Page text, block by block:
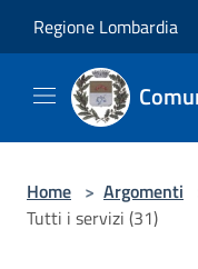
Regione Lombardia
Home > Argomenti
Tutti i servizi (31)